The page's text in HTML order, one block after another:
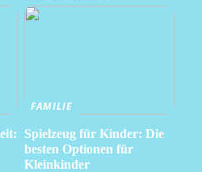
FAMILIE
Spielzeug für Kinder: Die
besten Optionen für
Kleinkinder